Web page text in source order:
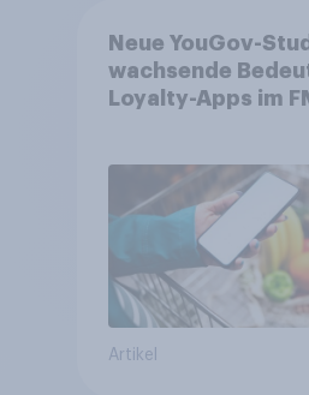
Neue YouGov-
wachsende
Loyalty-Apps im
Artikel